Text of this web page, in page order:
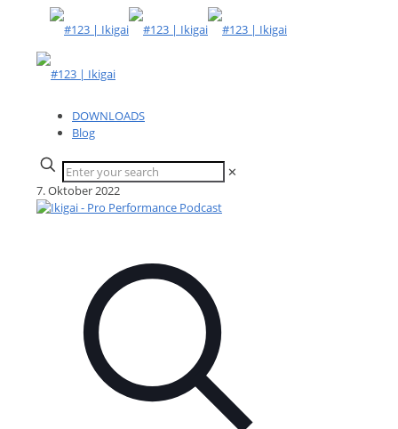
DOWNLOADS
Blog
✕
7. Oktober 2022